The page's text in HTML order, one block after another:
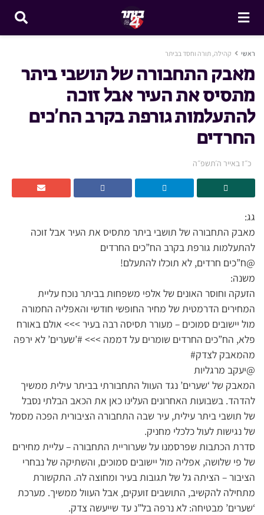
ראשי קהילה, תורה וחסד בביתר
מאבק התחבורה של תושבי ביתר
מתסיס את העיר אבל זוכה
להתעלמות גורפת בקרב הח’כים
החרדים
כ״ז באייר ה׳תשפ״ה
גג:
מאבק התחבורה של תושבי ביתר מתסיס את העיר אבל זוכה
להתעלמות גורפת בקרב הח”כים החרדים
@ח”כים חרדים, לא תוכלו להתעלם!
משנה:
הזעקה וחוסר האונים של אלפי משפחות בביתר נוכח עליית
המחירים הדרמטית של מחיר החופשי חודשי והאפליה החמורה
מול יישובים סמוכים – מעורר תסיסה רבה בעיר >>> אולם באורח
פלא, הח”כים החרדים שומרים על דממה >>> #’שערים’ לא ירפה
מהמאבק לצדק#
@יעקב מרגליות
המאבק של ‘שערים’ נגד העוול התחבורתי בביתר עילית ממשיך
להדהד. בשבועות האחרונים העלינו כאן את הכאב הבלתי נסבל
של תושבי ביתר עילית, עיר שבה התחבורה הציבורית הפכה מסמל
של נגישות לעול כלכלי מחניק.
סדרת הכתבות שפרסמנו על שערוריית התחבורה – עליית מחירים
של פי שלושה, אפליה מול יישובים סמוכים, והשתיקה של נבחרי
הציבור – הציתה גל של תגובות בעיר ומחוצה לה. התקשורת
מתחילה להקשיב, התושבים זועקים, אבל העוול ממשיך. מערכת
‘שערים’ מבטיחה: לא נרפה בל”נ עד שייעשה צדק.